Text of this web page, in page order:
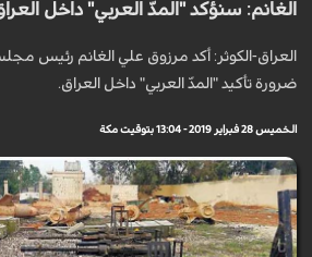
الغانم: سنؤكد "المدّ العربي" داخل
العراق-الكوثر: أكد مرزوق علي الغانم رئيس
ضرورة تأكيد "المدّ العربي" داخل العراق.
الخميس 28 فبراير 2019 - 13:04 بتوقيت مكة